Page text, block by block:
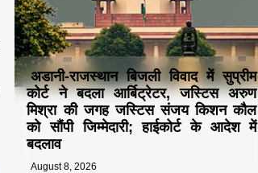
अडानी-राजस्थान बिजली विवाद में सुप्रीम
कोर्ट ने बदला आर्बिट्रेटर, जस्टिस अरुण
मिश्रा की जगह जस्टिस संजय किशन कौल
को सौंपी जिम्मेदारी; हाईकोर्ट के आदेश में
बदलाव
August 8, 2026